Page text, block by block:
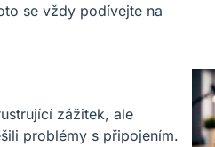
se vždy podívejte na
zážitek, ale
problémy s připojením.